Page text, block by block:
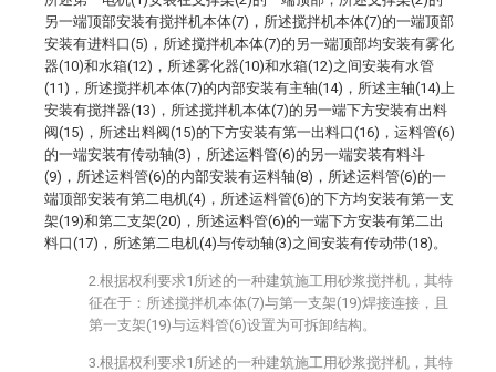
另一端顶部安装有搅拌机本体(7)，所述搅拌机本体(7)的一端顶部
安装有进料口(5)，所述搅拌机本体(7)的另一端顶部均安装有雾化
器(10)和水箱(12)，所述雾化器(10)和水箱(12)之间安装有水管
(11)，所述搅拌机本体(7)的内部安装有主轴(14)，所述主轴(14)上
安装有搅拌器(13)，所述搅拌机本体(7)的另一端下方安装有出料
阀(15)，所述出料阀(15)的下方安装有第一出料口(16)，运料管(6)
的一端安装有传动轴(3)，所述运料管(6)的另一端安装有料斗
(9)，所述运料管(6)的内部安装有运料轴(8)，所述运料管(6)的一
端顶部安装有第二电机(4)，所述运料管(6)的下方均安装有第一支
架(19)和第二支架(20)，所述运料管(6)的一端下方安装有第二出
料口(17)，所述第二电机(4)与传动轴(3)之间安装有传动带(18)。
2.根据权利要求1所述的一种建筑施工用砂浆搅拌机，其特
征在于：所述搅拌机本体(7)与第一支架(19)焊接连接，且
第一支架(19)与运料管(6)设置为可拆卸结构。
3.根据权利要求1所述的一种建筑施工用砂浆搅拌机，其特